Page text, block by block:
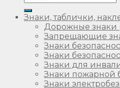
Знаки, таблички,
Дорожные знаки
Запрещающие
Знаки
Знаки
Знаки для
Знаки пожарной
Знаки